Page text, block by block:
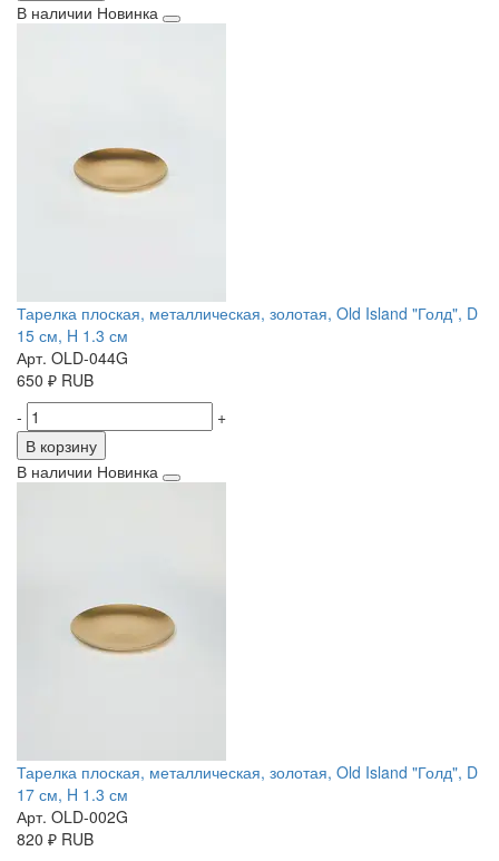
В наличии Новинка
Тарелка плоская, металлическая, золотая, Old Island "Голд", D
15 см, H 1.3 см
Арт. OLD-044G
650 ₽ RUB
-
+
В корзину
В наличии Новинка
Тарелка плоская, металлическая, золотая, Old Island "Голд", D
17 см, H 1.3 см
Арт. OLD-002G
820 ₽ RUB